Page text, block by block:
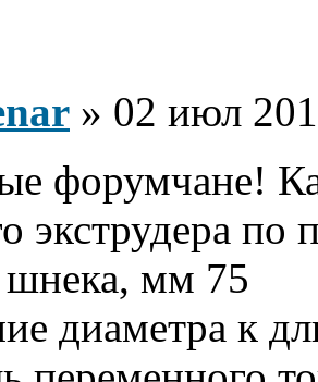
» 02 июл
форумчане!
экструдера
мм 75
диаметра к